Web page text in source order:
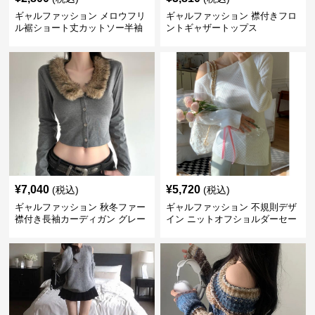
ギャルファッション メロウフリ
ル裾ショート丈カットソー半袖
ギャルファッション 襟付きフロ
ントギャザートップス
¥7,040 (税込)
ギャルファッション 秋冬ファー
襟付き長袖カーディガン グレー
¥5,720 (税込)
ギャルファッション 不規則デザ
イン ニットオフショルダーセー